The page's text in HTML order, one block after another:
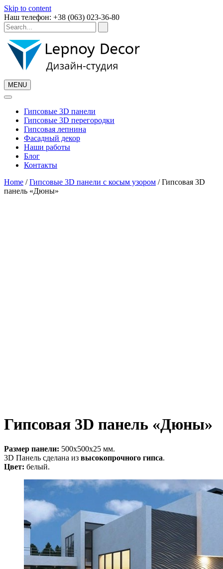
Skip to content
Наш телефон: +38 (063) 023-36-80
MENU
Гипсовые 3D панели
Гипсовые 3D перегородки
Гипсовая лепнина
Фасадный декор
Наши работы
Блог
Контакты
Home /Гипсовые 3D панели с косым узором / Гипсовая 3D
панель «Дюны»
Гипсовая 3D панель «Дюны»
Размер панели: 500х500х25 мм.
3D Панель сделана из высокопрочного гипса.
Цвет: белый.